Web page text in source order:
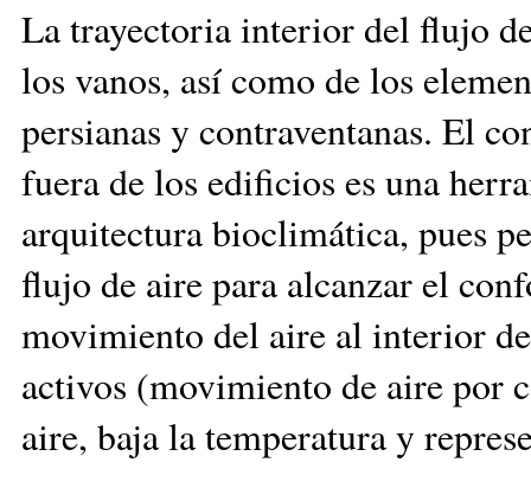
La trayectoria interior del flujo
los vanos, así como de los
persianas y contraventanas. El
fuera de los edificios es una
arquitectura bioclimática, pues
flujo de aire para alcanzar el
movimiento del aire al interior
activos (movimiento de aire por
aire, baja la temperatura y